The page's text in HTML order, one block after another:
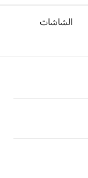
الشاشات